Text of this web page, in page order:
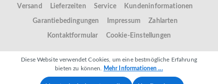
Versand Lieferzeiten Service Kundeninformationen
Garantiebedingungen Impressum Zahlarten
Kontaktformular Cookie-Einstellungen
Diese Website verwendet Cookies, um eine bestmögliche Erfahrung
bieten zu können.
Mehr Informationen ...